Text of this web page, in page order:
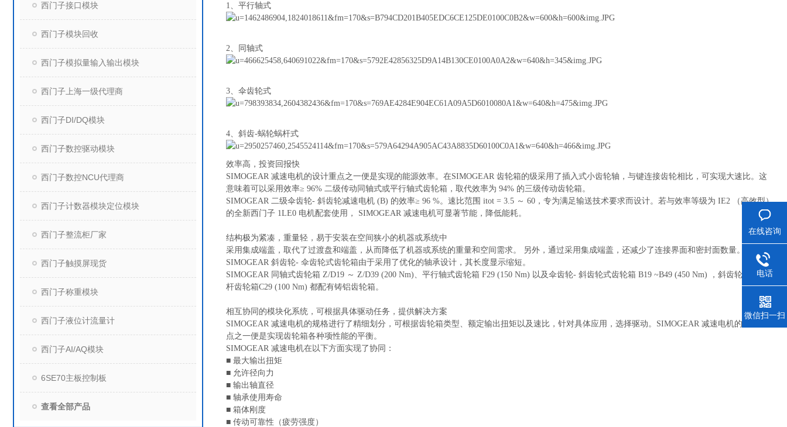
西门子接口模块
西门子模块回收
西门子模拟量输入输出模块
西门子上海一级代理商
西门子DI/DQ模块
西门子数控驱动模块
西门子数控NCU代理商
西门子计数器模块定位模块
西门子整流柜厂家
西门子触摸屏现货
西门子称重模块
西门子液位计流量计
西门子AI/AQ模块
6SE70主板控制板
查看全部产品
1、平行轴式
2、同轴式
3、伞齿轮式
4、斜齿-蜗轮蜗杆式
效率高，投资回报快
SIMOGEAR 减速电机的设计重点之一便是实现的能源效率。在SIMOGEAR 齿轮箱的级采用了插入式小齿轮轴，与键连接齿轮相比，可实现大速比。这
意味着可以采用效率≥ 96% 二级传动同轴式或平行轴式齿轮箱，取代效率为 94% 的三级传动齿轮箱。
SIMOGEAR 二级伞齿轮- 斜齿轮减速电机 (B) 的效率≥ 96 %。速比范围 itot = 3.5 ～ 60，专为满足输送技术要求而设计。若与效率等级为 IE2 （高效型）
的全新西门子 1LE0 电机配套使用， SIMOGEAR 减速电机可显著节能，降低能耗。
结构极为紧凑，重量轻，易于安装在空间狭小的机器或系统中
采用集成端盖，取代了过渡盘和端盖，从而降低了机器或系统的重量和空间需求。 另外，通过采用集成端盖，还减少了连接界面和密封面数量。
SIMOGEAR 斜齿轮- 伞齿轮式齿轮箱由于采用了优化的轴承设计，其长度显示缩短。
SIMOGEAR 同轴式齿轮箱 Z/D19 ～ Z/D39 (200 Nm)、平行轴式齿轮箱 F29 (150 Nm) 以及伞齿轮- 斜齿轮式齿轮箱 B19 ~B49 (450 Nm) ，斜齿轮- 蜗轮蜗
杆齿轮箱C29 (100 Nm) 都配有铸铝齿轮箱。
相互协同的模块化系统，可根据具体驱动任务，提供解决方案
SIMOGEAR 减速电机的规格进行了精细划分，可根据齿轮箱类型、额定输出扭矩以及速比，针对具体应用，选择驱动。SIMOGEAR 减速电机的设计重
点之一便是实现齿轮箱各种项性能的平衡。
SIMOGEAR 减速电机在以下方面实现了协同：
■ 最大输出扭矩
■ 允许径向力
■ 输出轴直径
■ 轴承使用寿命
■ 箱体刚度
■ 传动可靠性（疲劳强度）
在线咨询
电话
微信扫一扫